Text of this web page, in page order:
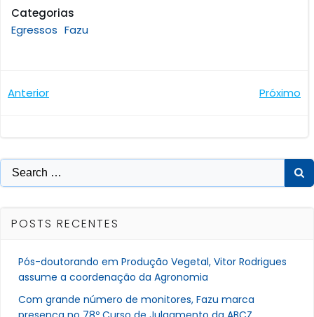
Categorias
Egressos Fazu
Navegação
Post
Anterior
Post
Próximo
Search
for:
POSTS RECENTES
Pós-doutorando em Produção Vegetal, Vitor Rodrigues
assume a coordenação da Agronomia
Com grande número de monitores, Fazu marca